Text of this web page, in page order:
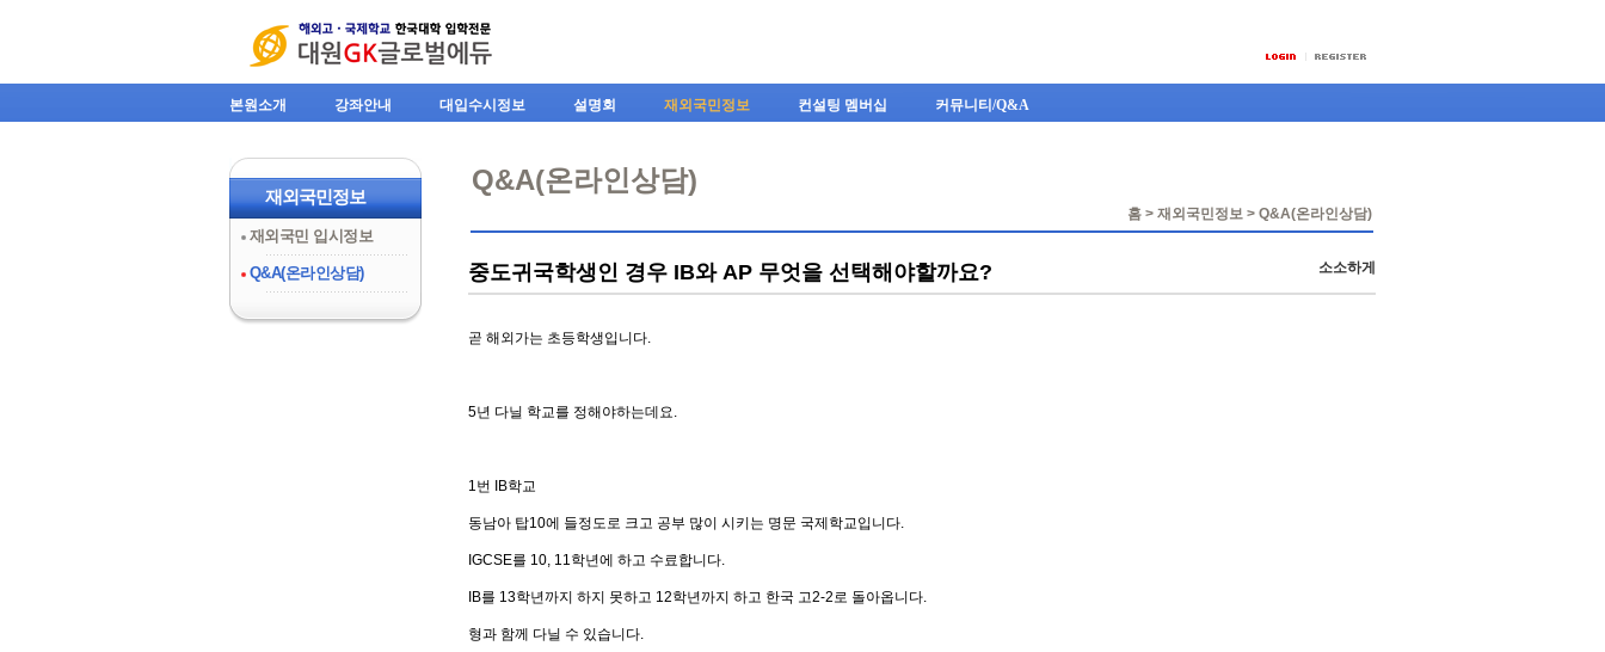
본원소개 강좌안내 대입수시정보 설명회 재외국민정보 컨설팅 멤버십 커뮤니티/Q&A
재외국민정보
재외국민 입시정보
Q&A(온라인상담)
Q&A(온라인상담)
홈 > 재외국민정보 > Q&A(온라인상담)
중도귀국학생인 경우 IB와 AP 무엇을 선택해야할까요? 소소하게
곧 해외가는 초등학생입니다.
5년 다닐 학교를 정해야하는데요.
1번 IB학교
동남아 탑10에 들정도로 크고 공부 많이 시키는 명문 국제학교입니다.
IGCSE를 10, 11학년에 하고 수료합니다.
IB를 13학년까지 하지 못하고 12학년까지 하고 한국 고2-2로 돌아옵니다.
형과 함께 다닐 수 있습니다.